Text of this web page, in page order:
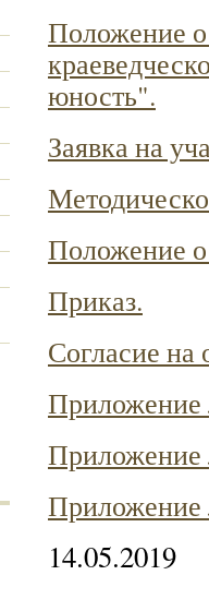
Положение
юность".
Заявка на
Положение о
Приказ.
Согласие на
14.05.2019